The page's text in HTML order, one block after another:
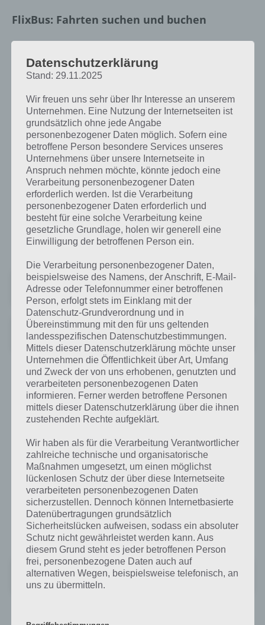
FlixBus: Fahrten suchen und buchen
FlixBus stellt eine App zur Verfügung, wie man sie von einem
Fernbus Anbieter erwartet. Der Funktionsumfang umfasst die Suche
nach Verbindungen, man erfährt, ob der Bus pünktlich ist oder es
Verspätungen gibt und wo die nächste Haltestelle zu finden ist.
Hat man im übrigen etwas im Bus verloren und ein anderer Fahrgast
oder der Busfahrer hat dies entdeckt, so kann man aus der App
direkt an das Fundbüro wenden. Weiterhin kann das Ticket für
FlixBus direkt auf dem Smartphone gebucht werden oder auf dieses
zugriffen werden. Im Bus kann dies dann direkt gescannt werden. So
einfach ist es also auch im Fernbus sich ein Ticket zu buchen.
Die App von FlixBus gibt es wie üblich kostenlos zum Download. Es
wird jedoch bei Android Version 4 oder höher benötigt, bei iOS 7
oder höher. Entsprechend ist ein neueres Gerät erforderlich bzw.
eines, welches ein Update auf die aktuelle Android oder iOS Version
bekommen hat.
FlixBus & FlixTrain: Tickets
Preis:Kostenlos
FlixBus & FlixTrain: Tickets
Preis:Kostenlos
MeinFernbus: Fernbus App für Android
Nach eigenen Angaben bietet MeinFernbus derzeit über 80 Linien
an. Dabei werden nicht nur große Städte angefahren, sondern auch
nur für Android gibt, können die Verbindungen nicht nur gesucht
werden, sondern man kann sich auch über die Abfahrtszeit
informieren und ob diese planmäßig ist.
Zu guter letzt kann direkt in der MeinFernbus App das Bus-Ticket
gebucht werden. In den Bussen gibt es in der Regel kostenfreies
WLAN, sodass während der Fahrt das Internet genutzt werden
können.
FlixTrain - Günstige Zugreisen
Preis:Kostenlos
Datenschutzerklärung
Stand: 29.11.2025
Wir freuen uns sehr über Ihr Interesse an unserem
Unternehmen. Eine Nutzung der Internetseiten ist
grundsätzlich ohne jede Angabe
personenbezogener Daten möglich. Sofern eine
betroffene Person besondere Services unseres
Unternehmens über unsere Internetseite in
Anspruch nehmen möchte, könnte jedoch eine
Verarbeitung personenbezogener Daten
erforderlich werden. Ist die Verarbeitung
personenbezogener Daten erforderlich und
besteht für eine solche Verarbeitung keine
gesetzliche Grundlage, holen wir generell eine
Einwilligung der betroffenen Person ein.
Die Verarbeitung personenbezogener Daten,
beispielsweise des Namens, der Anschrift, E-Mail-
Adresse oder Telefonnummer einer betroffenen
Person, erfolgt stets im Einklang mit der
Datenschutz-Grundverordnung und in
Übereinstimmung mit den für uns geltenden
landesspezifischen Datenschutzbestimmungen.
Mittels dieser Datenschutzerklärung möchte unser
Unternehmen die Öffentlichkeit über Art, Umfang
und Zweck der von uns erhobenen, genutzten und
verarbeiteten personenbezogenen Daten
informieren. Ferner werden betroffene Personen
mittels dieser Datenschutzerklärung über die ihnen
zustehenden Rechte aufgeklärt.
Wir haben als für die Verarbeitung Verantwortlicher
zahlreiche technische und organisatorische
Maßnahmen umgesetzt, um einen möglichst
lückenlosen Schutz der über diese Internetseite
verarbeiteten personenbezogenen Daten
sicherzustellen. Dennoch können Internetbasierte
Datenübertragungen grundsätzlich
Sicherheitslücken aufweisen, sodass ein absoluter
Schutz nicht gewährleistet werden kann. Aus
diesem Grund steht es jeder betroffenen Person
frei, personenbezogene Daten auch auf
alternativen Wegen, beispielsweise telefonisch, an
uns zu übermitteln.